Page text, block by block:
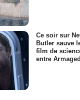
Ce soir sur
Butler sauve
film de
entre